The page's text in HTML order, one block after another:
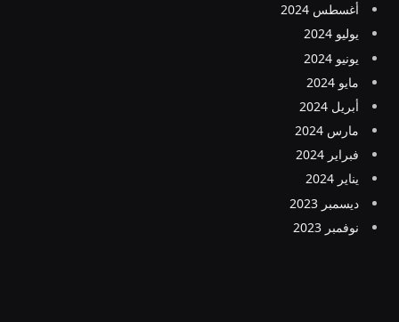
أغسطس 2024
يوليو 2024
يونيو 2024
مايو 2024
أبريل 2024
مارس 2024
فبراير 2024
يناير 2024
ديسمبر 2023
نوفمبر 2023